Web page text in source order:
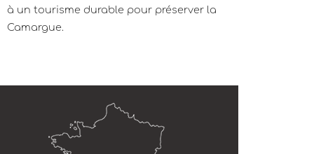
à un tourisme durable pour préserver la
Camargue.